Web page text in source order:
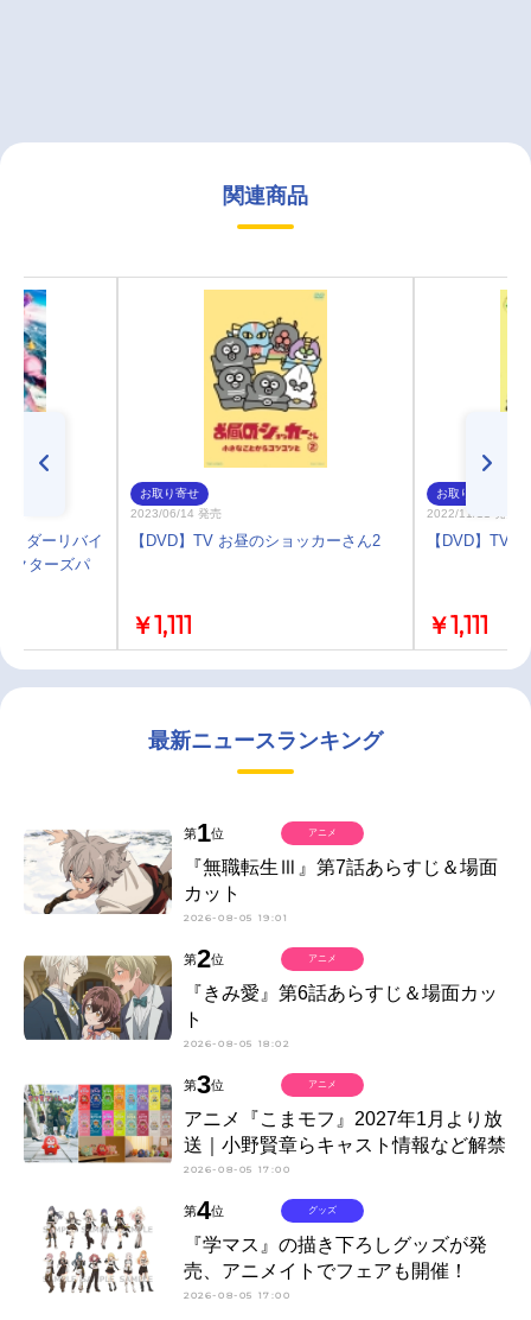
関連商品
イダーリバイ
クターズパ
お取り寄せ
2023/06/14 発売
【DVD】TV お昼のショッカーさん2
￥1,111
お取り寄せ
2022/11/11 発売
【DVD】TV
￥1,111
最新ニュースランキング
第1位
『無職転生Ⅲ』第7話あらすじ＆場面
カット
2026-08-05 19:01
アニメ
第2位
『きみ愛』第6話あらすじ＆場面カッ
ト
2026-08-05 18:02
アニメ
第3位
アニメ『こまモフ』2027年1月より放
送｜小野賢章らキャスト情報など解禁
2026-08-05 17:00
アニメ
第4位
『学マス』の描き下ろしグッズが発
売、アニメイトでフェアも開催！
2026-08-05 17:00
グッズ